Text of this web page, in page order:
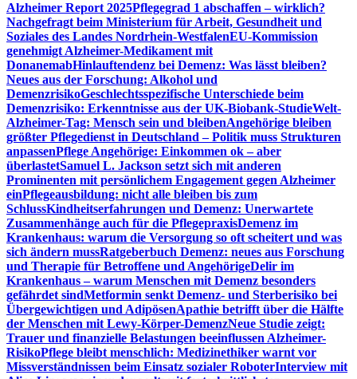
Alzheimer Report 2025Pflegegrad 1 abschaffen – wirklich?
Nachgefragt beim Ministerium für Arbeit, Gesundheit und
Soziales des Landes Nordrhein-WestfalenEU-Kommission
genehmigt Alzheimer-Medikament mit
DonanemabHinlauftendenz bei Demenz: Was lässt bleiben?
Neues aus der Forschung: Alkohol und
DemenzrisikoGeschlechtsspezifische Unterschiede beim
Demenzrisiko: Erkenntnisse aus der UK-Biobank-StudieWelt-
Alzheimer-Tag: Mensch sein und bleibenAngehörige bleiben
größter Pflegedienst in Deutschland – Politik muss Strukturen
anpassenPflege Angehörige: Einkommen ok – aber
überlastetSamuel L. Jackson setzt sich mit anderen
Prominenten mit persönlichem Engagement gegen Alzheimer
einPflegeausbildung: nicht alle bleiben bis zum
SchlussKindheitserfahrungen und Demenz: Unerwartete
Zusammenhänge auch für die PflegepraxisDemenz im
Krankenhaus: warum die Versorgung so oft scheitert und was
sich ändern mussRatgeberbuch Demenz: neues aus Forschung
und Therapie für Betroffene und AngehörigeDelir im
Krankenhaus – warum Menschen mit Demenz besonders
gefährdet sindMetformin senkt Demenz- und Sterberisiko bei
Übergewichtigen und AdipösenApathie betrifft über die Hälfte
der Menschen mit Lewy-Körper-DemenzNeue Studie zeigt:
Trauer und finanzielle Belastungen beeinflussen Alzheimer-
RisikoPflege bleibt menschlich: Medizinethiker warnt vor
Missverständnissen beim Einsatz sozialer RoboterInterview mit